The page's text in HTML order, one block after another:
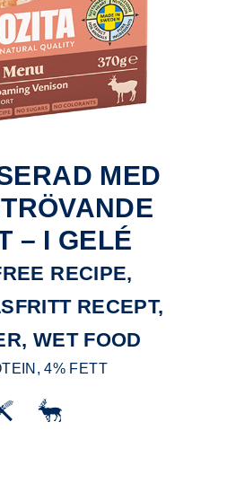
MED
– I GELÉ
RECIPE,
RECEPT,
WET FOOD
4% FETT